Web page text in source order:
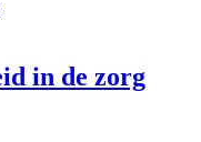
in de zorg